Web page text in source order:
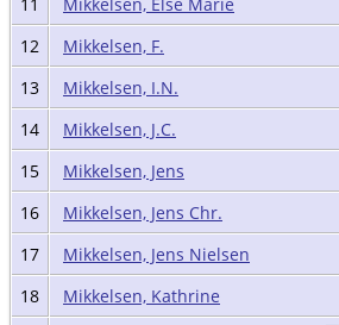
11
Mikkelsen, Else Marie
12
Mikkelsen, F.
13
Mikkelsen, I.N.
14
Mikkelsen, J.C.
15
Mikkelsen, Jens
16
Mikkelsen, Jens Chr.
17
Mikkelsen, Jens Nielsen
18
Mikkelsen, Kathrine